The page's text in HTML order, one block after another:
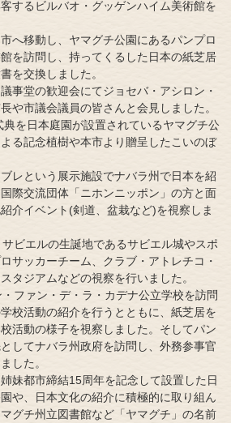
するビルバオ・グッゲンハイム美術館を
へ移動し、ヤマグチ公園にあるパンプロ
を訪問し、持ってくるした日本の紙芝居
を交換しました。
事堂の歓迎会にてジョセバ・アシロン・
市議会議員の皆さんと会見しました。
を日本庭園が設置されているヤマグチ公
る記念植樹や本市より贈呈したこいのぼ
レという展示施設でナバラ州で日本を紹
際交流団体「ニホンニッポン」の方と面
介イベント(剣道、盆栽など)を視察しま
ビエルの生誕地であるサビエル城やスポ
サッカーチーム、クラブ・アトレチコ・
タジアムなどの視察を行いました。
ファン・デ・ラ・カデナ公立学校を訪問
校活動の紹介を行うとともに、紙芝居を
活動の様子を視察しました。そしてパン
してナバラ州政府を訪問し、外務参事官
した。
妹都市締結15周年を記念して設置した日
や、日本文化の紹介に積極的に取り組ん
グチ州立図書館など「ヤマグチ」の名前